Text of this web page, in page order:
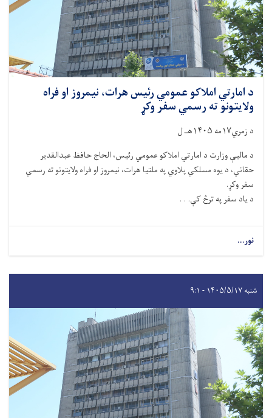
د امارتي املاکو عمومي رئیس هرات، نیمروز او فراه
ولایتونو ته رسمي سفر وکړ
د زمري۱۷مه ۱۴۰۵هـ.ل
د مالیې وزارت د امارتي املاکو عمومي رئیس، الحاج حافظ عبدالقدیر
حقاني، د یوه مسلکي پلاوي په ملتیا هرات، نیمروز او فراه ولایتونو ته رسمي
سفر وکړ.
د یاد سفر په ترڅ کې. . .
نور...
شنبه ۱۴۰۵/۵/۱۷ - ۹:۱